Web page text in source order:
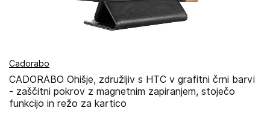
Cadorabo
CADORABO Ohišje, združljiv s HTC v grafitni črni barvi
- zaščitni pokrov z magnetnim zapiranjem, stoječo
funkcijo in režo za kartico